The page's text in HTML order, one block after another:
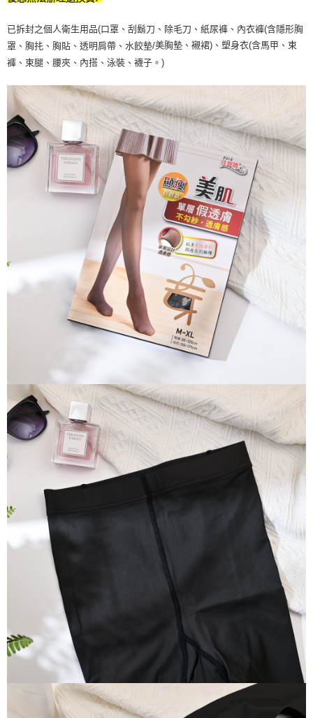
已拆封之個人衛生用品(口罩、刮鬍刀、除毛刀、紙尿褲、內衣褲(含隱形胸
罩、胸扥、胸貼、透明肩帶、水餃墊/美胸墊、襯裙)、塑身衣(含馬甲、束
褲、束腿、腰夾、內搭、泳裝、襪子。)